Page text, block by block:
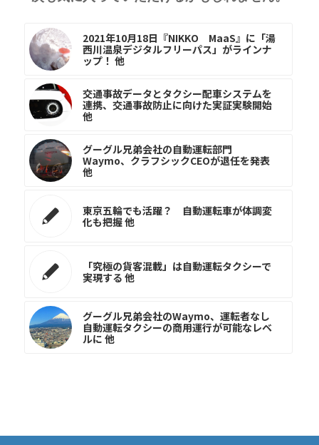
2021年10月18日『NIKKO MaaS』に「湯
西川温泉デジタルフリーパス」がラインナ
ップ！ 他
交通事故データとタクシー配車システムを
連携、交通事故防止に向けた実証実験開始
他
グーグル兄弟会社の自動運転部門
Waymo、クラフシックCEOが退任を発表
他
東京五輪でも活躍？ 自動運転車が体調変
化も把握 他
「究極の貨客混載」は自動運転タクシーで
実現する 他
グーグル兄弟会社のWaymo、運転者なし
自動運転タクシーの商用運行が可能なレベ
ルに 他